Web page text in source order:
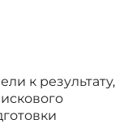
к результату,